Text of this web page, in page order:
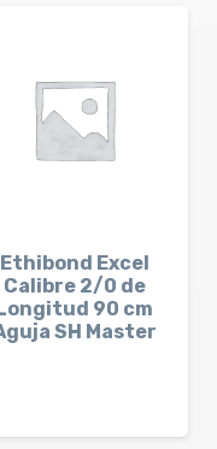
Ethibond Excel
Calibre 2/0 de
Longitud 90 cm
SH Master